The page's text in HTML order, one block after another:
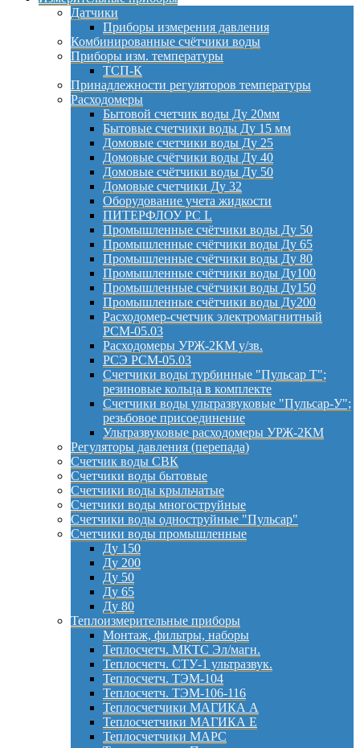
Датчики
Приборы измерения давления
Комбинированные счётчики воды
Приборы изм. температуры
ТСП-К
Принадлежности регуляторов температуры
Расходомеры
Бытовой счетчик воды Ду 20мм
Бытовые счетчики воды Ду 15 мм
Домовые счетчики воды Ду 25
Домовые счётчики воды Ду 40
Домовые счётчики воды Ду 50
Домовые счетчики Ду 32
Оборудование учета жидкости
ПИТЕРФЛОУ РС L
Промышленные счётчики воды Ду 50
Промышленные счётчики воды Ду 65
Промышленные счётчики воды Ду 80
Промышленные счётчики воды Ду100
Промышленные счётчики воды Ду150
Промышленные счётчики воды Ду200
Расходомер-счетчик электромагнитный
РСМ-05.03
Расходомеры УРЖ-2КМ у/зв.
РСЭ РСМ-05.03
Счетчики воды турбинные "Пульсар Т";
резиновые кольца в комплекте
Счетчики воды ультразвуковые "Пульсар-У";
резьбовое присоединение
Ультразвуковые расходомеры УРЖ-2КМ
Регуляторы давления (перепада)
Счетчик воды СВК
Счетчики воды бытовые
Счетчики воды крыльчатые
Счетчики воды многоструйные
Счетчики воды одноструйные "Пульсар"
Счетчики воды промышленные
Ду 150
Ду 200
Ду 50
Ду 65
Ду 80
Теплоизмерительные приборы
Монтаж, фильтры, наборы
Теплосчетч. МКТС Эл/магн.
Теплосчетч. СТУ-1 ультразвук.
Теплосчетч. ТЭМ-104
Теплосчетч. ТЭМ-106-116
Теплосчетчики МАГИКА А
Теплосчетчики МАГИКА Е
Теплосчетчики МАРС